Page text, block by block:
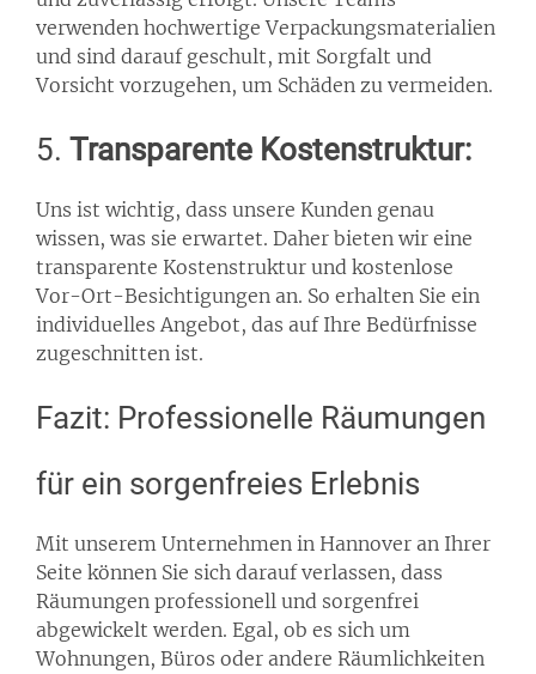
verwenden hochwertige Verpackungsmaterialien
und sind darauf geschult, mit Sorgfalt und
Vorsicht vorzugehen, um Schäden zu vermeiden.
5. Transparente Kostenstruktur:
Uns ist wichtig, dass unsere Kunden genau
wissen, was sie erwartet. Daher bieten wir eine
transparente Kostenstruktur und kostenlose
Vor-Ort-Besichtigungen an. So erhalten Sie ein
individuelles Angebot, das auf Ihre Bedürfnisse
zugeschnitten ist.
Fazit: Professionelle Räumungen
für ein sorgenfreies Erlebnis
Mit unserem Unternehmen in Hannover an Ihrer
Seite können Sie sich darauf verlassen, dass
Räumungen professionell und sorgenfrei
abgewickelt werden. Egal, ob es sich um
Wohnungen, Büros oder andere Räumlichkeiten